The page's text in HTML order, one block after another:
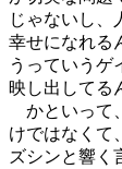
じゃないし、
幸せになれる
うっていうゲ
映し出してる
かといって
けではなくて
ズシンと響く